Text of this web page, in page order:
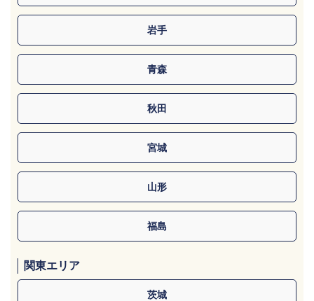
岩手
青森
秋田
宮城
山形
福島
関東エリア
茨城